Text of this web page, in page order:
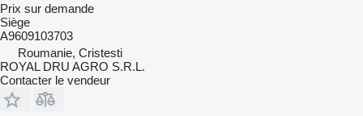
Prix sur demande
Siège
A9609103703
Roumanie, Cristesti
ROYAL DRU AGRO S.R.L.
Contacter le vendeur